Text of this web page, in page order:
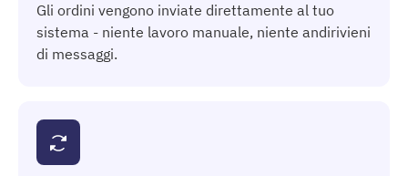
Gli ordini vengono inviate direttamente al tuo
sistema - niente lavoro manuale, niente andirivieni
di messaggi.